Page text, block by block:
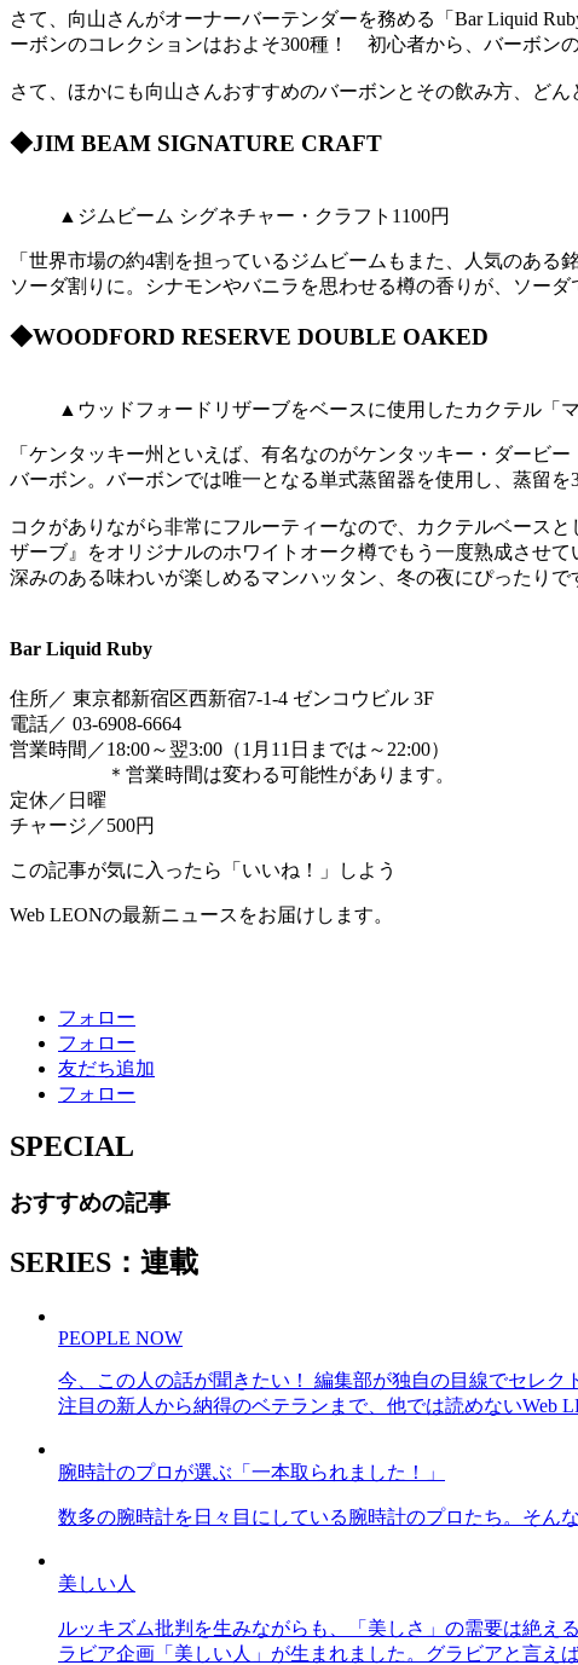
さて、向山さんがオーナーバーテンダーを務める「Bar Liquid
ーボンのコレクションはおよそ300種！ 初心者から、バーボン
さて、ほかにも向山さんおすすめのバーボンとその飲み方、どん
◆JIM BEAM SIGNATURE CRAFT
▲ジムビーム シグネチャー・クラフト1100円
「世界市場の約4割を担っているジムビームもまた、人気のあ
ソーダ割りに。シナモンやバニラを思わせる樽の香りが、ソー
◆WOODFORD RESERVE DOUBLE OAKED
▲ウッドフォードリザーブをベースに使用したカクテル「マ
「ケンタッキー州といえば、有名なのがケンタッキー・ダービ
バーボン。バーボンでは唯一となる単式蒸留器を使用し、蒸留を
コクがありながら非常にフルーティーなので、カクテルベース
ザーブ』をオリジナルのホワイトオーク樽でもう一度熟成させ
深みのある味わいが楽しめるマンハッタン、冬の夜にぴったりで
Bar Liquid Ruby
住所／ 東京都新宿区西新宿7-1-4 ゼンコウビル 3F
電話／ 03-6908-6664
営業時間／18:00～翌3:00（1月11日までは～22:00）
＊営業時間は変わる可能性があります。
定休／日曜
チャージ／500円
この記事が気に入ったら「いいね！」しよう
Web LEONの最新ニュースをお届けします。
フォロー
フォロー
友だち追加
フォロー
SPECIAL
おすすめの記事
SERIES：連載
PEOPLE NOW
今、この人の話が聞きたい！ 編集部が独自の目線でセレ
注目の新人から納得のベテランまで、他では読めないWeb
腕時計のプロが選ぶ「一本取られました！」
数多の腕時計を日々目にしている腕時計のプロたち。そん
美しい人
ルッキズム批判を生みながらも、「美しさ」の需要は絶
ラビア企画「美しい人」が生まれました。グラビアと言え